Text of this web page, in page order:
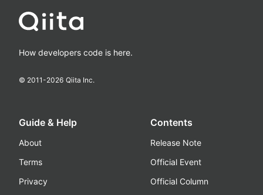
How developers code is here.
© 2011-2026 Qiita Inc.
Guide & Help
About
Terms
Privacy
Contents
Release Note
Official Event
Official Column